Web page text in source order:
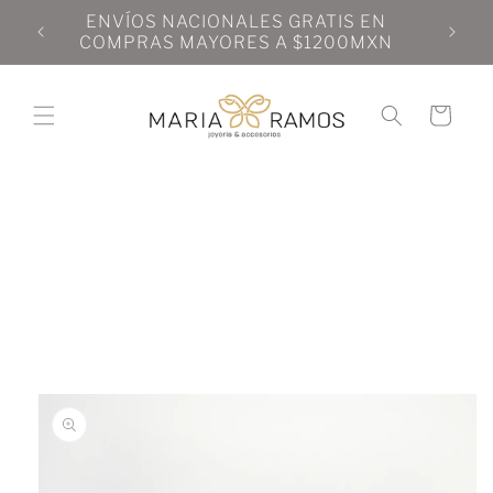
directamente
al contenido
ENVÍOS NACIONALES GRATIS EN
COMPRAS MAYORES A $1200MXN
Carrito